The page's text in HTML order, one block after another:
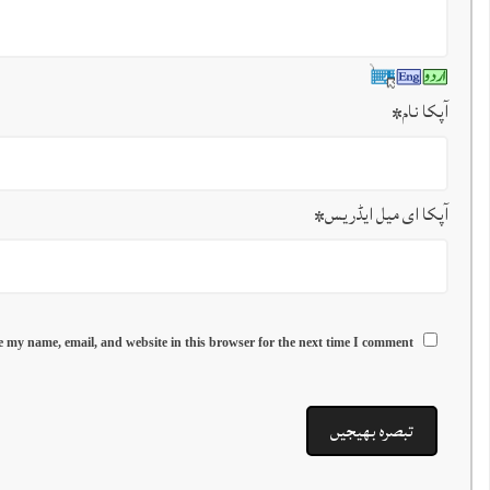
آپکا نام*
آپکا ای میل ایڈریس*
my name, email, and website in this browser for the next time I comment.